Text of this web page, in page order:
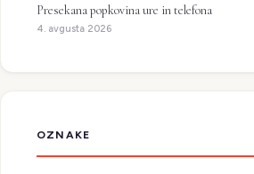
Presekana popkovina ure in telefona
4. avgusta 2026
OZNAKE